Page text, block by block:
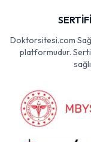
Doktorsitesi.com
platformudur.